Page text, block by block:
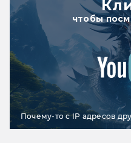
чтобы
Почему-то с IP адресов